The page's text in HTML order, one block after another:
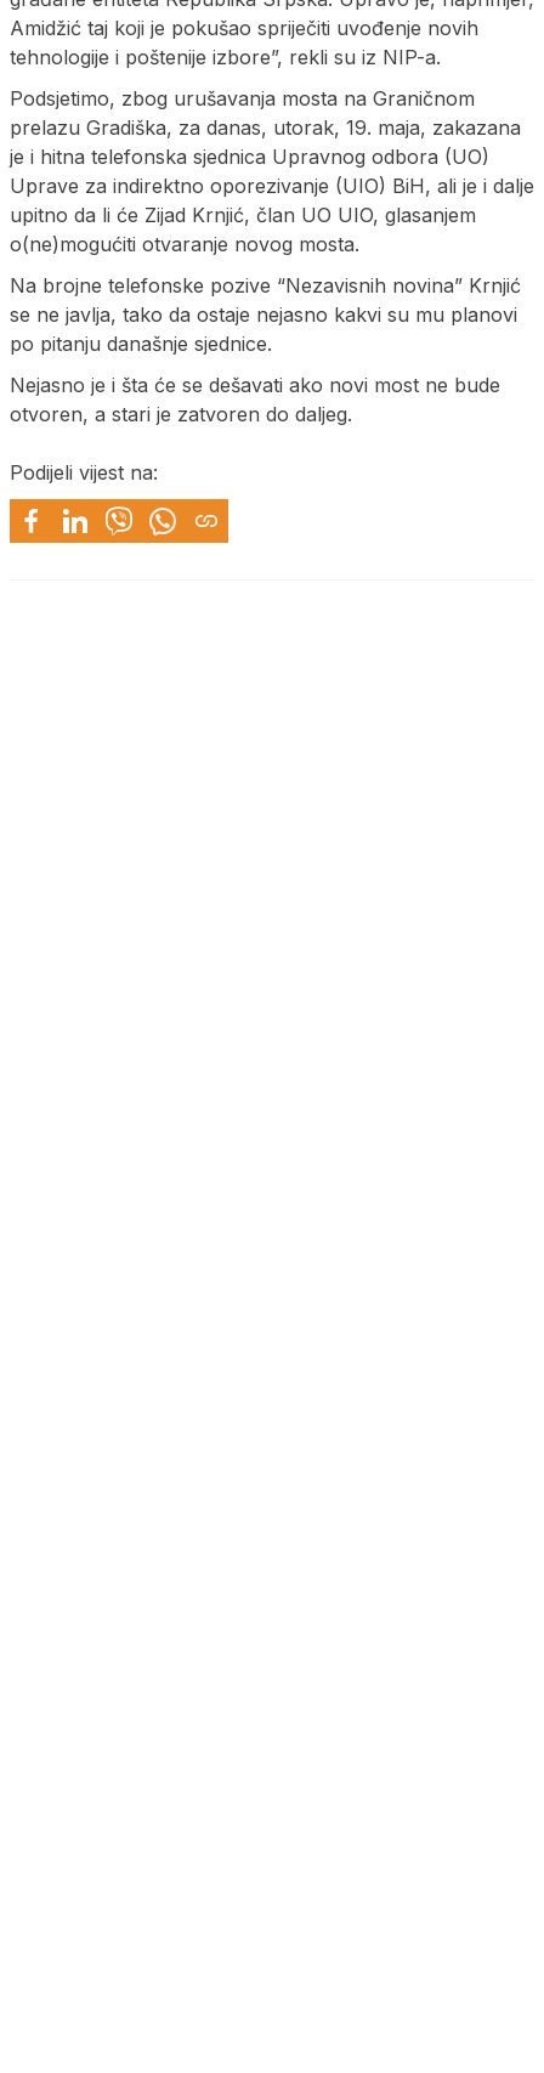
Amidžić taj koji je pokušao spriječiti uvođenje novih
tehnologije i poštenije izbore”, rekli su iz NIP-a.
Podsjetimo, zbog urušavanja mosta na Graničnom
prelazu Gradiška, za danas, utorak, 19. maja, zakazana
je i hitna telefonska sjednica Upravnog odbora (UO)
Uprave za indirektno oporezivanje (UIO) BiH, ali je i dalje
upitno da li će Zijad Krnjić, član UO UIO, glasanjem
o(ne)mogućiti otvaranje novog mosta.
Na brojne telefonske pozive “Nezavisnih novina” Krnjić
se ne javlja, tako da ostaje nejasno kakvi su mu planovi
po pitanju današnje sjednice.
Nejasno je i šta će se dešavati ako novi most ne bude
otvoren, a stari je zatvoren do daljeg.
Podijeli vijest na: